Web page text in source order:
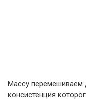
Массу перемешиваем
консистенция